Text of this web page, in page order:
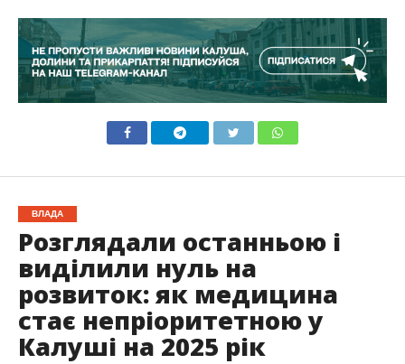
ВЛАДА
Розглядали останньою і
виділили нуль на
розвиток: як медицина
стає непріоритетною у
Калуші на 2025 рік